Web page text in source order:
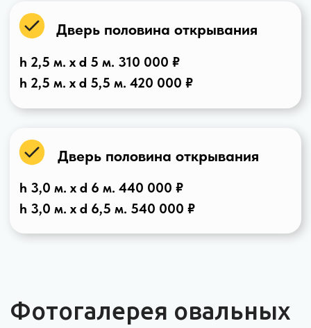
Купол для каркасного бассейна "Ellipse Aqua" 4 х 9 м.